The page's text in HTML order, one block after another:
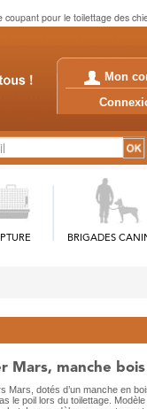
coupant pour le toilettage des
Mon
BRIGADES
Mars, manche bois
Mars, dotés d’un manche en
le poil lors du toilettage.